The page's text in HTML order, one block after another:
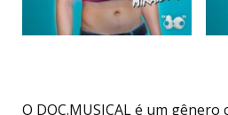
O DOC.MUSICAL é um gênero